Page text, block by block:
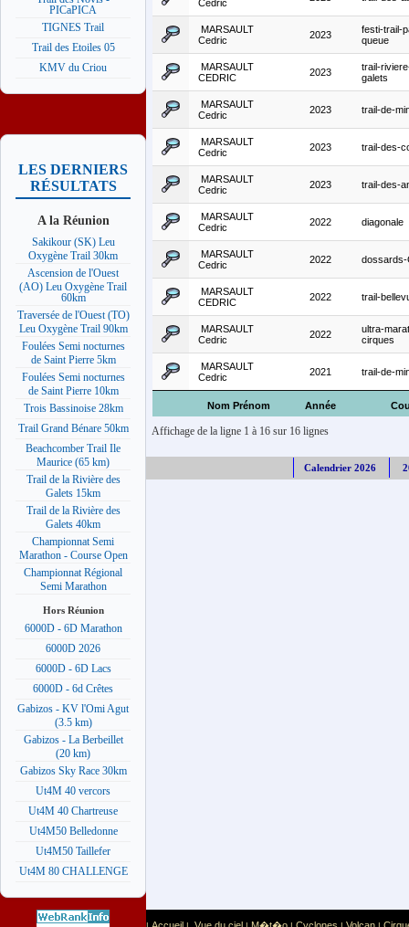
PICaPICA
TIGNES Trail
Trail des Etoiles 05
KMV du Criou
LES DERNIERS
RÉSULTATS
A la Réunion
Sakikour (SK) Leu
Oxygène Trail 30km
Ascension de l'Ouest
(AO) Leu Oxygène Trail
60km
Traversée de l'Ouest (TO)
Leu Oxygène Trail 90km
Foulées Semi nocturnes
de Saint Pierre 5km
Foulées Semi nocturnes
de Saint Pierre 10km
Trois Bassinoise 28km
Trail Grand Bénare 50km
Beachcomber Trail Ile
Maurice (65 km)
Trail de la Rivière des
Galets 15km
Trail de la Rivière des
Galets 40km
Championnat Semi
Marathon - Course Open
Championnat Régional
Semi Marathon
Hors Réunion
6000D - 6D Marathon
6000D 2026
6000D - 6D Lacs
6000D - 6d Crêtes
Gabizos - KV l'Omi Agut
(3.5 km)
Gabizos - La Berbeillet
(20 km)
Gabizos Sky Race 30km
Ut4M 40 vercors
Ut4M 40 Chartreuse
Ut4M50 Belledonne
Ut4M50 Taillefer
Ut4M 80 CHALLENGE
Nom Prénom Année
Cedric
MARSAULT
Cedric
2023
festi-trail-
queue
MARSAULT
CEDRIC
2023
trail-
galets
MARSAULT
Cedric
2023 trail-de-
MARSAULT
Cedric
2023 trail-des-
MARSAULT
Cedric
2023 trail-des-
MARSAULT
Cedric
2022 diagonale
MARSAULT
Cedric
2022 dossards-
MARSAULT
CEDRIC
2022 trail-
MARSAULT
Cedric
2022
ultra-
cirques
MARSAULT
Cedric
2021 trail-de-
Affichage de la ligne 1 à 16 sur 16 lignes
Calendrier 2026